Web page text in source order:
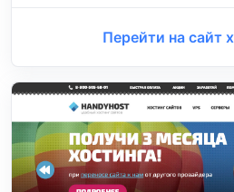
Перейти на сайт